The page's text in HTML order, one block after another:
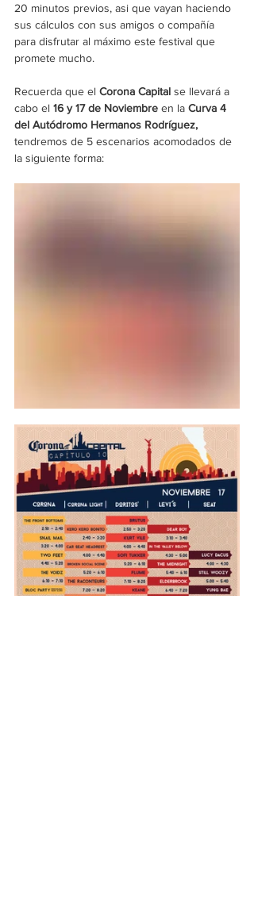
20 minutos previos, asi que vayan haciendo
sus cálculos con sus amigos o compañía
para disfrutar al máximo este festival que
promete mucho.
Recuerda que el Corona Capital se llevará a
cabo el 16 y 17 de Noviembre en la Curva 4
del Autódromo Hermanos Rodríguez,
tendremos de 5 escenarios acomodados de
la siguiente forma: